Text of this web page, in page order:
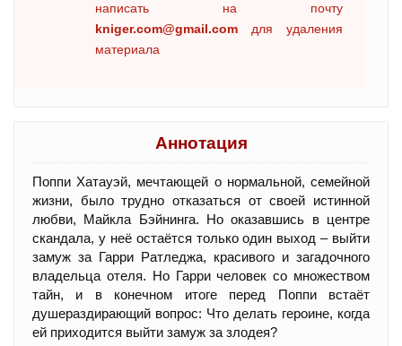
написать на почту
kniger.com@gmail.com для удаления
материала
Аннотация
Поппи Хатауэй, мечтающей о нормальной, семейной
жизни, было трудно отказаться от своей истинной
любви, Майкла Бэйнинга. Но оказавшись в центре
скандала, у неё остаётся только один выход – выйти
замуж за Гарри Ратледжа, красивого и загадочного
владельца отеля. Но Гарри человек со множеством
тайн, и в конечном итоге перед Поппи встаёт
душераздирающий вопрос: Что делать героине, когда
ей приходится выйти замуж за злодея?